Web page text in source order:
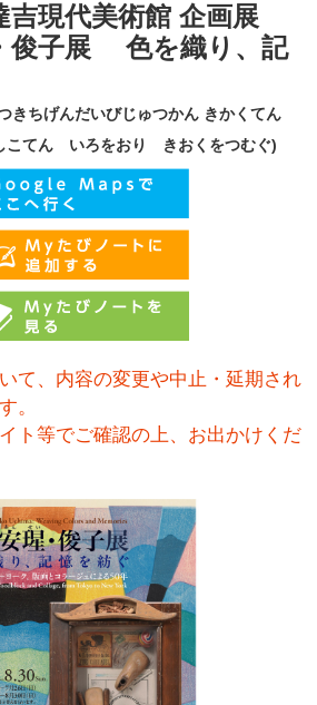
吉現代美術館 企画展
俊子展 色を織り、記
きちげんだいびじゅつかん きかくてん
こてん いろをおり きおくをつむぐ)
て、内容の変更や中止・延期され
。
ト等でご確認の上、お出かけくだ